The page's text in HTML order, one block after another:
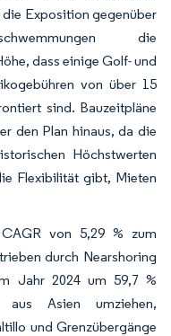
Exposition gegenüber
die
dass einige Golf- und
von über 15
sind. Bauzeitpläne
den Plan hinaus, da die
Höchstwerten
Flexibilität gibt, Mieten
von 5,29 % zum
durch Nearshoring
Jahr 2024 um 59,7 %
Asien umziehen,
und Grenzübergänge